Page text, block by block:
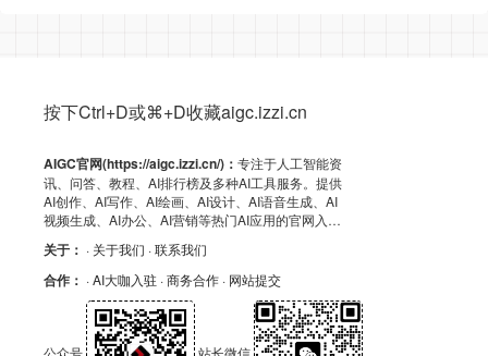
按下Ctrl+D或⌘+D收藏aigc.izzi.cn
AIGC官网(https://aigc.izzi.cn/)： 专注于人工智能资
讯、问答、教程、AI排行榜及多种AI工具服务。提供
AI创作、AI写作、AI绘画、AI设计、AI语音生成、AI
视频生成、AI办公、AI营销等热门AI应用的官网入
API导航，助力高效AI体验！
关于： · 关于我们 · 联系我们
合作： · AI大咖入驻 · 商务合作 · 网站提交